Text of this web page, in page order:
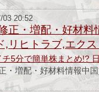
03 20:52
正・増配・好材
,リヒトラブ,エク
チ5分で簡単株まとめ!?
正・増配・好材料情報中